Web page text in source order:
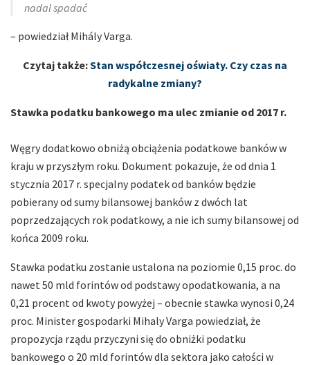
nadal spadać
– powiedział Mihály Varga.
Czytaj także:Stan współczesnej oświaty. Czy czas na
radykalne zmiany?
Stawka podatku bankowego ma ulec zmianie od 2017 r.
Węgry dodatkowo obniżą obciążenia podatkowe banków w
kraju w przyszłym roku. Dokument pokazuje, że od dnia 1
stycznia 2017 r. specjalny podatek od banków będzie
pobierany od sumy bilansowej banków z dwóch lat
poprzedzających rok podatkowy, a nie ich sumy bilansowej od
końca 2009 roku.
Stawka podatku zostanie ustalona na poziomie 0,15 proc. do
nawet 50 mld forintów od podstawy opodatkowania, a na
0,21 procent od kwoty powyżej – obecnie stawka wynosi 0,24
proc. Minister gospodarki Mihaly Varga powiedział, że
propozycja rządu przyczyni się do obniżki podatku
bankowego o 20 mld forintów dla sektora jako całości w